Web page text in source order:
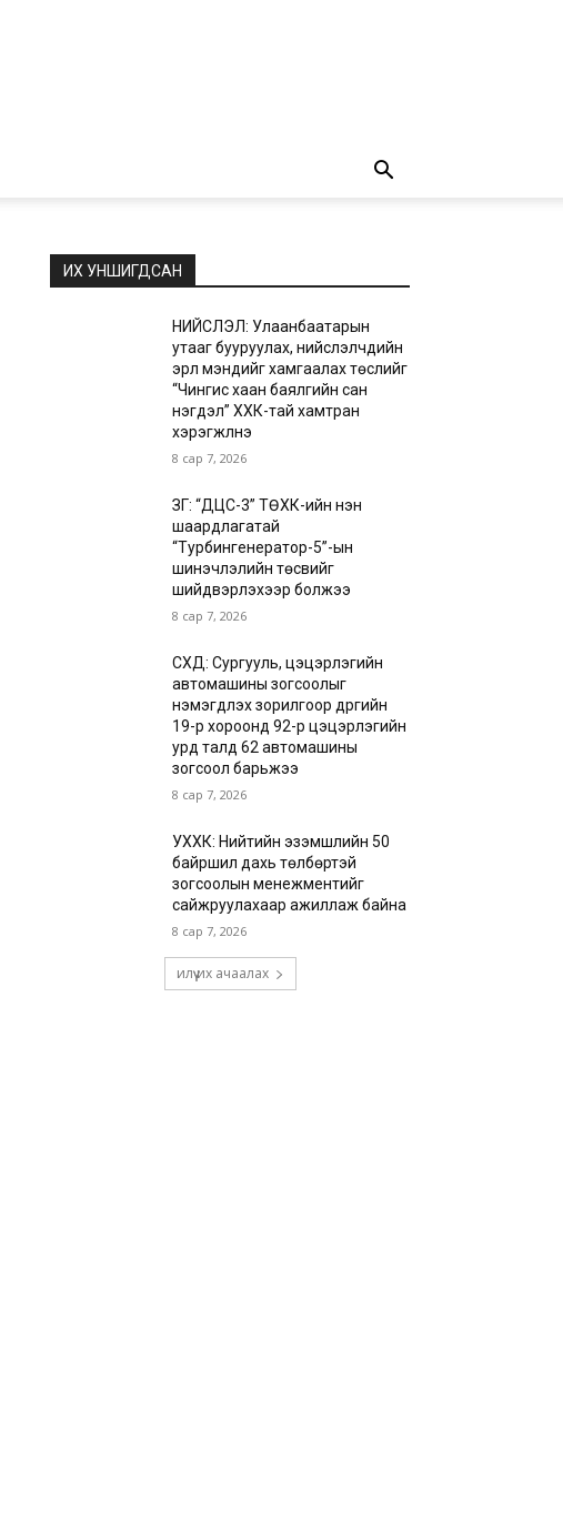
ИХ УНШИГДСАН
НИЙСЛЭЛ: Улаанбаатарын
утааг бууруулах, нийслэлчүүдийн
эрүүл мэндийг хамгаалах төслийг
“Чингис хаан баялгийн сан
нэгдэл” ХХК-тай хамтран
хэрэгжүүлнэ
8 сар 7, 2026
ЗГ: “ДЦС-3” ТӨХК-ийн нэн
шаардлагатай
“Турбингенератор-5”-ын
шинэчлэлийн төсвийг
шийдвэрлэхээр болжээ
8 сар 7, 2026
СХД: Сургууль, цэцэрлэгийн
автомашины зогсоолыг
нэмэгдүүлэх зорилгоор дүүргийн
19-р хороонд 92-р цэцэрлэгийн
урд талд 62 автомашины
зогсоол барьжээ
8 сар 7, 2026
УХХК: Нийтийн эзэмшлийн 50
байршил дахь төлбөртэй
зогсоолын менежментийг
сайжруулахаар ажиллаж байна
8 сар 7, 2026
илүү их ачаалах